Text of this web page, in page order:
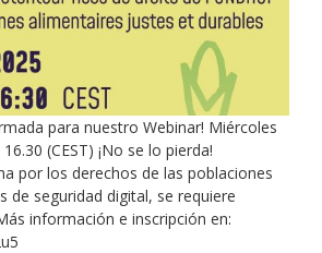
para nuestro Webinar! Miércoles
(CEST) ¡No se lo pierda!
por los derechos de las poblaciones
de seguridad digital, se requiere
información e inscripción en: